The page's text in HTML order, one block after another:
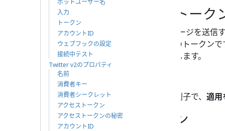
ウェブフック検証トーク
Facebookがお客様からのメッセージを送信
バーであることを確認するためのトークン
ランダム化トークンをクリックします。
アカウントID
この統合アカウントの一意の識別子で、 適用
ランダム化トークン
ボットユーザー名
入力
トークン
アカウントID
ウェブフックの設定
接続中テスト
Twitter v2のプロパティ
名前
消費者キー
消費者シークレット
アクセストークン
アクセストークンの秘密
アカウントID